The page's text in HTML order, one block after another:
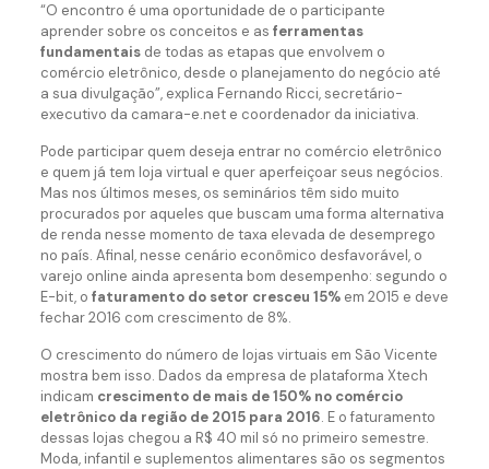
“O encontro é uma oportunidade de o participante
aprender sobre os conceitos e as ferramentas
fundamentaisde todas as etapas que envolvem o
comércio eletrônico, desde o planejamento do negócio até
a sua divulgação”, explica Fernando Ricci, secretário-
executivo da camara-e.net e coordenador da iniciativa.
Pode participar quem deseja entrar no comércio eletrônico
e quem já tem loja virtual e quer aperfeiçoar seus negócios.
Mas nos últimos meses, os seminários têm sido muito
procurados por aqueles que buscam uma forma alternativa
de renda nesse momento de taxa elevada de desemprego
no país. Afinal, nesse cenário econômico desfavorável, o
varejo online ainda apresenta bom desempenho: segundo o
E-bit, o faturamento do setor cresceu 15%em 2015 e deve
fechar 2016 com crescimento de 8%.
O crescimento do número de lojas virtuais em São Vicente
mostra bem isso. Dados da empresa de plataforma Xtech
indicam crescimento de mais de 150% no comércio
eletrônico da região de 2015 para 2016. E o faturamento
dessas lojas chegou a R$ 40 mil só no primeiro semestre.
Moda, infantil e suplementos alimentares são os segmentos